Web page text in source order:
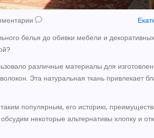
белья до обивки мебели и
различные материалы для
Эта натуральная ткань привлекает
популярным, его историю,
некоторые альтернативы хлопку и